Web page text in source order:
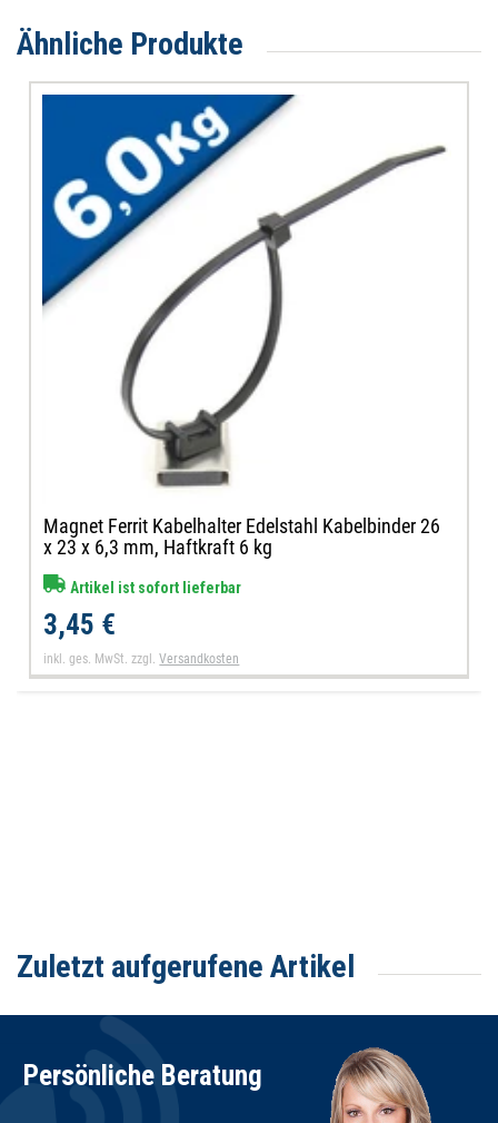
Ähnliche Produkte
Magnet Ferrit Kabelhalter Edelstahl Kabelbinder 26
x 23 x 6,3 mm, Haftkraft 6 kg
Artikel ist sofort lieferbar
3,45 €
inkl. ges. MwSt. zzgl.Versandkosten
Zuletzt aufgerufene Artikel
Persönliche Beratung